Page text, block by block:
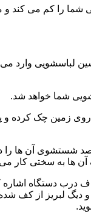
شما را کم می کند
لباسشویی وارد
شما خواهد شد.
زمین چک کرده و
شستشوی آن ها را
ها به سختی کار می
درب دستگاه اشاره
دیگ لبریز از کف